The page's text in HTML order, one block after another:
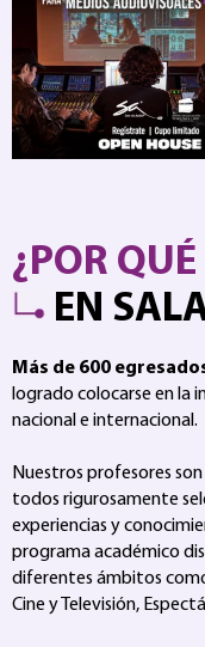
¿POR
EN
Más de 600
logrado colocarse en la
nacional e internacional.
Nuestros profesores
todos rigurosamente
experiencias y
programa académico
diferentes ámbitos
Cine y Televisión,